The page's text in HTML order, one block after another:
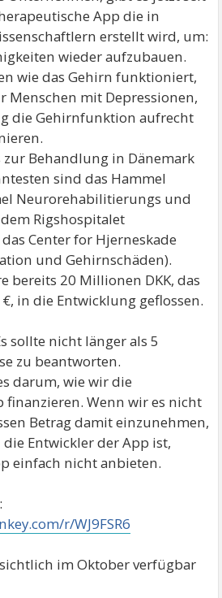
App die in
erstellt wird, um:
wieder aufzubauen.
wie das Gehirn funktioniert,
Menschen mit Depressionen,
die Gehirnfunktion aufrecht
Behandlung in Dänemark
sind das Hammel
Neurorehabilitierungs und
Rigshospitalet
Center for Hjerneskade
und Gehirnschäden).
bereits 20 Millionen DKK, das
in die Entwicklung geflossen.
sollte nicht länger als 5
zu beantworten.
darum, wie wir die
finanzieren. Wenn wir es nicht
Betrag damit einzunehmen,
Entwickler der App ist,
einfach nicht anbieten.
r/WJ9FSR6
im Oktober verfügbar